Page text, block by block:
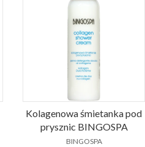
Kolagenowa śmietanka pod
prysznic BINGOSPA
PRODUCENT
BINGOSPA